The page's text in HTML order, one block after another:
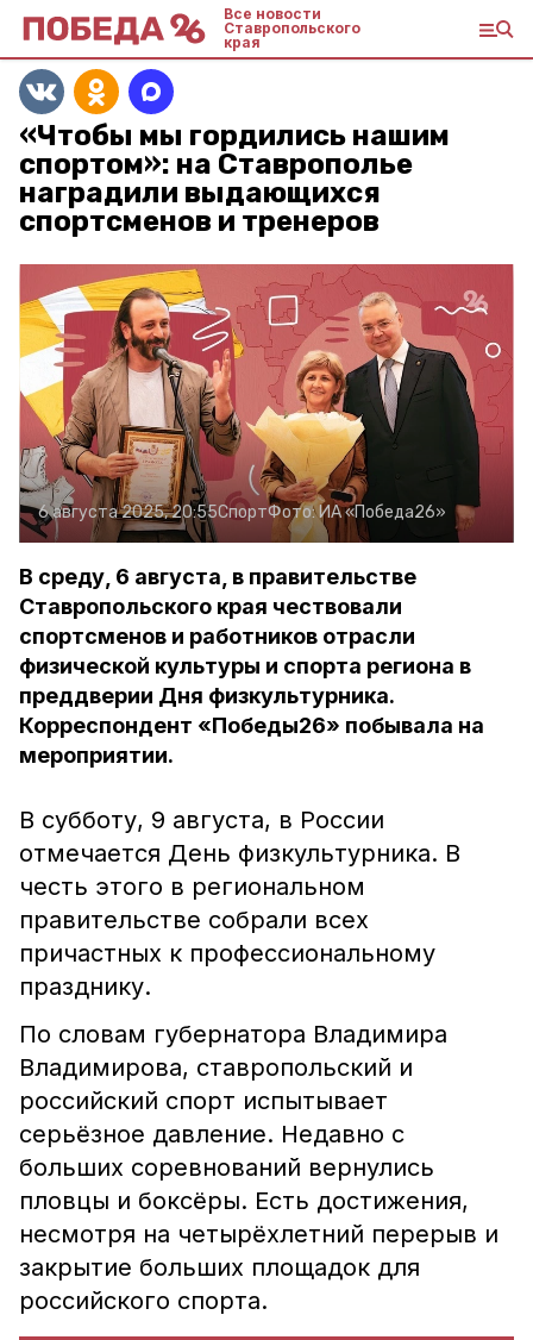
Все новости
Ставропольского
края
«Чтобы мы гордились нашим
спортом»: на Ставрополье
наградили выдающихся
спортсменов и тренеров
6 августа 2025, 20:55СпортФото:ИА «Победа26»
В среду, 6 августа, в правительстве
Ставропольского края чествовали
спортсменов и работников отрасли
физической культуры и спорта региона в
преддверии Дня физкультурника.
Корреспондент «Победы26» побывала на
мероприятии.
В субботу, 9 августа, в России
отмечается День физкультурника. В
честь этого в региональном
правительстве собрали всех
причастных к профессиональному
празднику.
По словам губернатора Владимира
Владимирова, ставропольский и
российский спорт испытывает
серьёзное давление. Недавно с
больших соревнований вернулись
пловцы и боксёры. Есть достижения,
несмотря на четырёхлетний перерыв и
закрытие больших площадок для
российского спорта.